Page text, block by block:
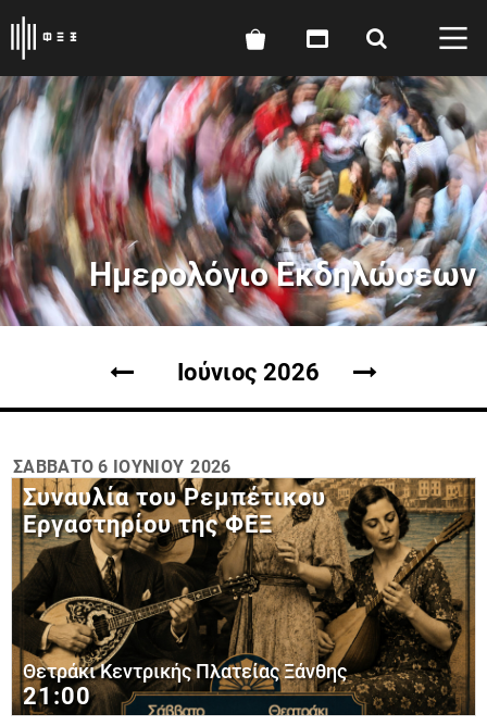
Ημερολόγιο Εκδηλώσεων
Ιούνιος 2026
ΣΆΒΒΑΤΟ 6 ΙΟΥΝΊΟΥ 2026
Συναυλία του Ρεμπέτικου
Εργαστηρίου της ΦΕΞ
Θετράκι Κεντρικής Πλατείας Ξάνθης
21:00